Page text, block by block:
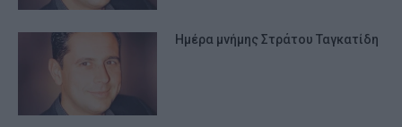
Ημέρα μνήμης Στράτου Ταγκατίδη